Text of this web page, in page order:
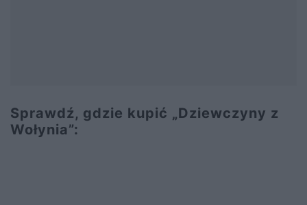
Sprawdź, gdzie kupić „Dziewczyny z
Wołynia”: